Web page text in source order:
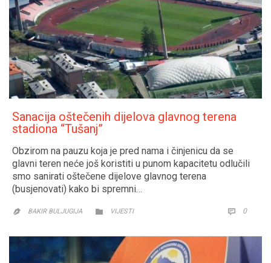
Sanacija oštečenih dijelova glavnog terena
stadiona “Tušanj”
Obzirom na pauzu koja je pred nama i činjenicu da se
glavni teren neće još koristiti u punom kapacitetu odlučili
smo sanirati oštečene dijelove glavnog terena
(busjenovati) kako bi spremni…
 BAKIR BULJUGIJA  CATEGORY
VIJESTI  0